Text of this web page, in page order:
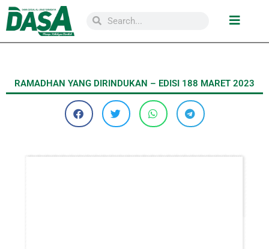
RAMADHAN YANG DIRINDUKAN – EDISI 188 MARET 2023